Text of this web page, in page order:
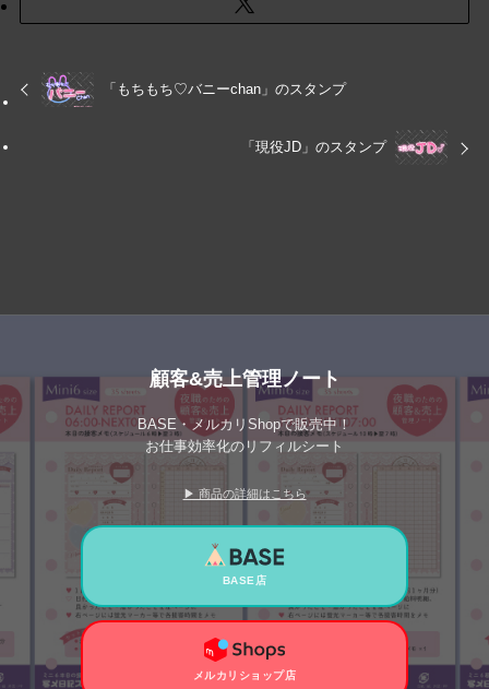
「もちもち♡バニーchan」のスタンプ
「現役JD」のスタンプ
顧客&売上管理ノート
BASE・メルカリShopで販売中！
お仕事効率化のリフィルシート
▶ 商品の詳細はこちら
BASE店
メルカリショップ店